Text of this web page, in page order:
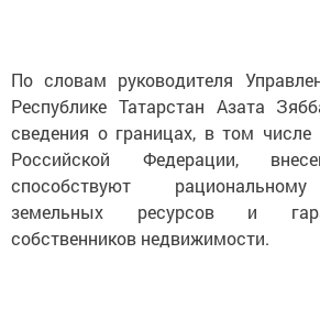
По словам руководителя
Республике Татарстан Азата
сведения о границах, в том
Российской Федерации,
способствуют
земельных ресурсов и
собственников недвижимости.